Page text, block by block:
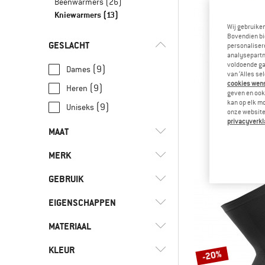
Kniewarmers (13)
GESLACHT
Dames (9)
Heren (9)
Uniseks (9)
MAAT
XS
MERK
ASSOS
GEBRUIK
Fietsen(9)
Fitness
EIGENSCHAPPEN
Mulesing-vrij
Stretch
MATERIAAL
Kunstvezel
KLEUR
-20%
Wij
Bovendien
voldoende
van ‘Alles
cookies
geven en
kan op elk
onze